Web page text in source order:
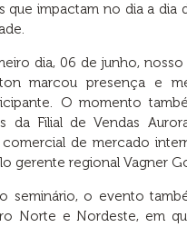
que impactam no dia a dia
dia, 06 de junho,
marcou presença e
O momento
da Filial de Vendas
de mercado
gerente regional Vagner
seminário, o evento
Norte e Nordeste, em